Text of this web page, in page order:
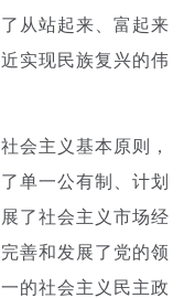
从站起来、富起来
实现民族复兴的伟
主义基本原则，
单一公有制、计划
了社会主义市场经
善和发展了党的领
的社会主义民主政